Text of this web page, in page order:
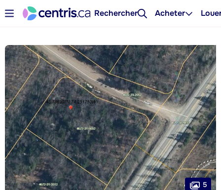
Rechercher Acheter
5